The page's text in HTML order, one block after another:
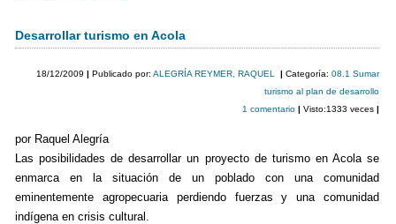
c
e
o
k
tt
er
m
p
Desarrollar turismo en Acola
18/12/2009 | Publicado por:ALEGRÍA REYMER, RAQUEL |Categoría:08.1 Sumar
turismo al plan de desarrollo
1 comentario| Visto:1333 veces|
por Raquel Alegría
Las posibilidades de desarrollar un proyecto de turismo en Acola se
enmarca en la situación de un poblado con una comunidad
eminentemente agropecuaria perdiendo fuerzas y una comunidad
indígena en crisis cultural.